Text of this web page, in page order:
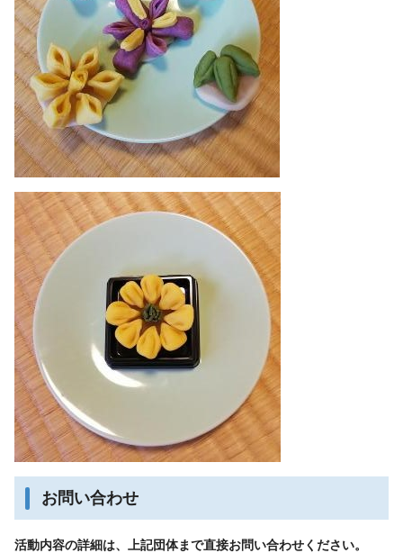
お問い合わせ
活動内容の詳細は、上記団体まで直接お問い合わせください。